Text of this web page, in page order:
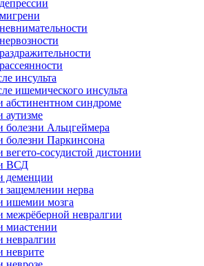
инсульта
ишемического инсульта
абстинентном синдроме
аутизме
болезни Альцгеймера
болезни Паркинсона
вегето-сосудистой дистонии
ВСД
деменции
защемлении нерва
ишемии мозга
межрёберной невралгии
миастении
невралгии
неврите